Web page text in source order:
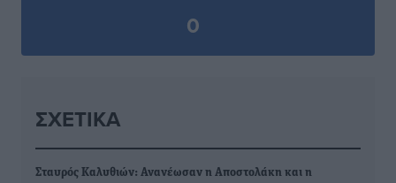
0
ΣΧΕΤΙΚΆ
Σταυρός Καλυθιών: Ανανέωσαν η Αποστολάκη και η